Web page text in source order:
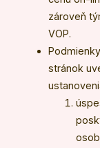
zároveň
VOP.
stránok